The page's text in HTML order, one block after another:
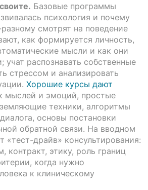
Базовые программы
психология и почему
смотрят на поведение
как формируется личность,
мысли и как они
учат распознавать собственные
стрессом и анализировать
Хорошие курсы дают
мыслей и эмоций, простые
техники, алгоритмы
основы постановки
обратной связи. На вводном
«тест-драйв» консультирования:
контракт, этику, роль границ
когда нужно
к клиническому